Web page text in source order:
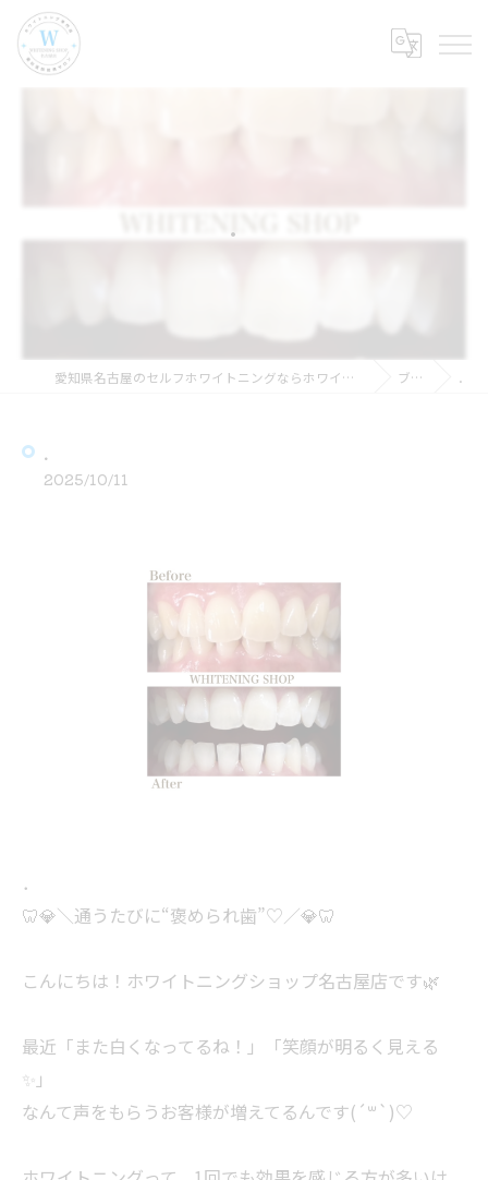
．
愛知県名古屋のセルフホワイトニングならホワイトニングショップ名古屋店 ブログ ．
．
2025/10/11
．
🦷💎＼通うたびに“褒められ歯”♡／💎🦷
こんにちは！ホワイトニングショップ名古屋店です🌿
最近「また白くなってるね！」「笑顔が明るく見える
✨」
なんて声をもらうお客様が増えてるんです(´꒳`)♡